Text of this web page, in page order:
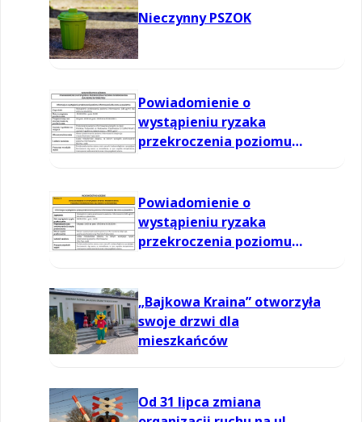
Nieczynny PSZOK
Powiadomienie o
wystąpieniu ryzaka
przekroczenia poziomu
Powiadomienie o
wystąpieniu ryzaka
przekroczenia poziomu
„Bajkowa Kraina” otworzyła
swoje drzwi dla
mieszkańców
Od 31 lipca zmiana